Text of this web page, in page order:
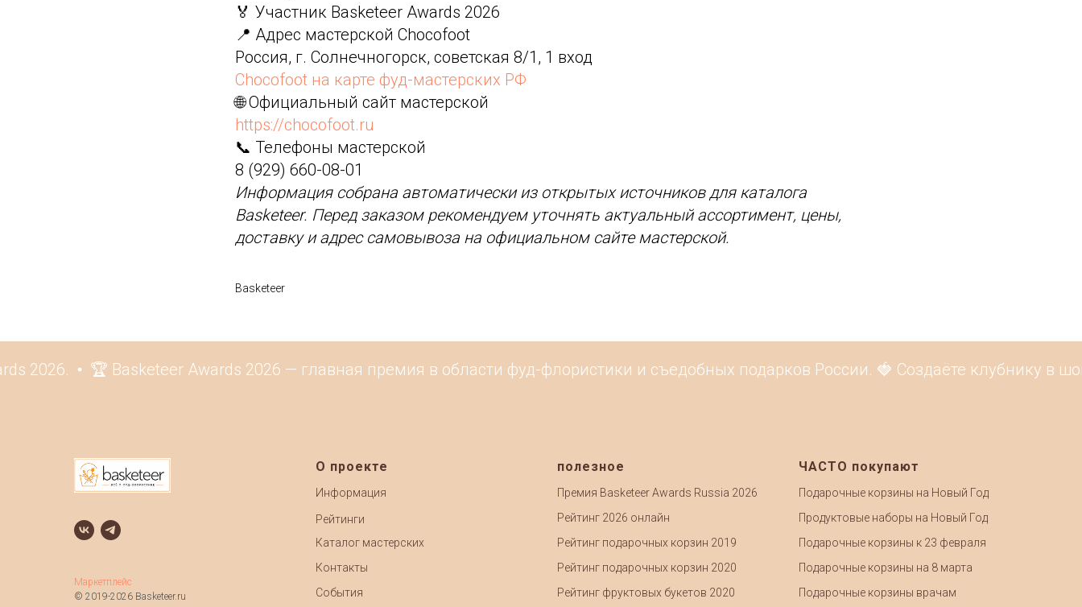
🏅 Участник Basketeer Awards 2026
📍 Адрес мастерской Chocofoot
Россия, г. Солнечногорск, советская 8/1, 1 вход
Chocofoot на карте фуд-мастерских РФ
🌐 Официальный сайт мастерской
https://chocofoot.ru
📞 Телефоны мастерской
8 (929) 660-08-01
Информация собрана автоматически из открытых источников для каталога
Basketeer. Перед заказом рекомендуем уточнять актуальный ассортимент, цены,
доставку и адрес самовывоза на официальном сайте мастерской.
Basketeer
2026. 🏆 Basketeer Awards 2026 — главная премия в области фуд-флористики и съедобных подарков России. 🍓 Создаёте клубнику в
Маркетплейс
© 2019-2026 Basketeer.ru
О проекте
Информация
Рейтинги
Каталог мастерских
Контакты
События
полезное
Премия Basketeer Awards Russia 2026
Рейтинг 2026 онлайн
Рейтинг подарочных корзин 2019
Рейтинг подарочных корзин 2020
Рейтинг фруктовых букетов 2020
ЧАСТО покупают
Подарочные корзины на Новый Год
Продуктовые наборы на Новый Год
Подарочные корзины к 23 февраля
Подарочные корзины на 8 марта
Подарочные корзины врачам